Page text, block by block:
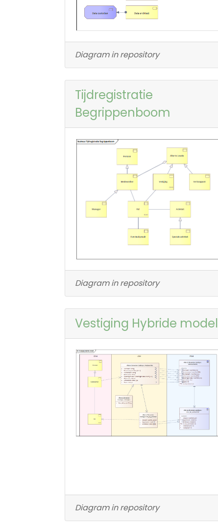
Diagram in repository
Tijdregistratie
Begrippenboom
Diagram in repository
Vestiging Hybride model
Diagram in repository